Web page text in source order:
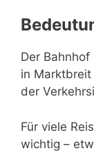
Der
in
der
Für viele
wichtig –